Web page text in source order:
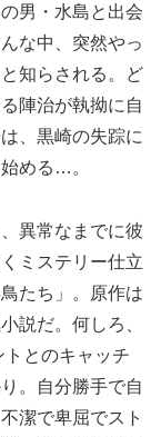
男・水島と出会
な中、突然やっ
知らされる。ど
陣治が執拗に自
、黒崎の失踪に
める…。
異常なまでに彼
ミステリー仕立
たち」。原作は
説だ。何しろ、
とのキャッチ
。自分勝手で自
潔で卑屈でスト